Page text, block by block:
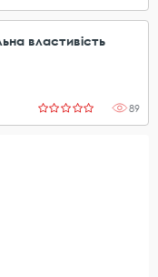
властивість
89